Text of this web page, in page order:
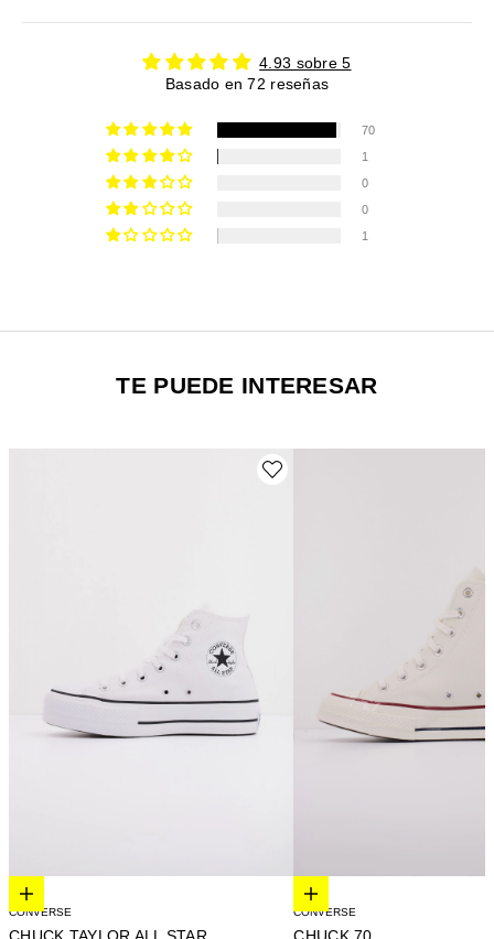
4.93 sobre 5
Basado en 72 reseñas
70
1
0
0
1
TE PUEDE INTERESAR
Elige opciones
CONVERSE
Elige opciones
CONVERSE